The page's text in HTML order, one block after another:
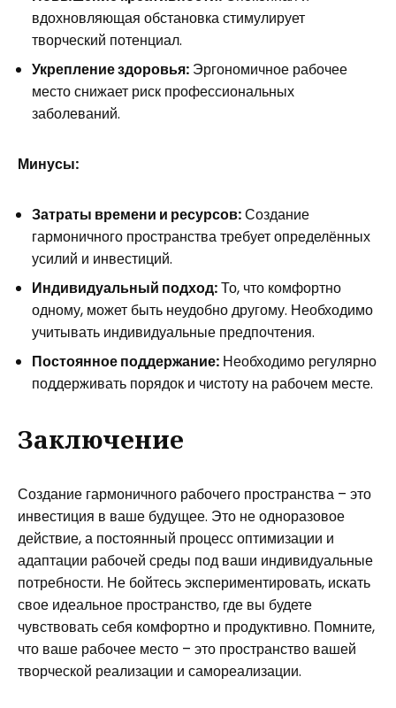
вдохновляющая обстановка стимулирует
творческий потенциал.
Укрепление здоровья: Эргономичное рабочее
место снижает риск профессиональных
заболеваний.
Минусы:
Затраты времени и ресурсов:Создание
гармоничного пространства требует определённых
усилий и инвестиций.
Индивидуальный подход:То, что комфортно
одному, может быть неудобно другому. Необходимо
учитывать индивидуальные предпочтения.
Постоянное поддержание: Необходимо регулярно
поддерживать порядок и чистоту на рабочем месте.
Заключение
Создание гармоничного рабочего пространства – это
инвестиция в ваше будущее. Это не одноразовое
действие, а постоянный процесс оптимизации и
адаптации рабочей среды под ваши индивидуальные
потребности. Не бойтесь экспериментировать, искать
свое идеальное пространство, где вы будете
чувствовать себя комфортно и продуктивно. Помните,
что ваше рабочее место – это пространство вашей
творческой реализации и самореализации.